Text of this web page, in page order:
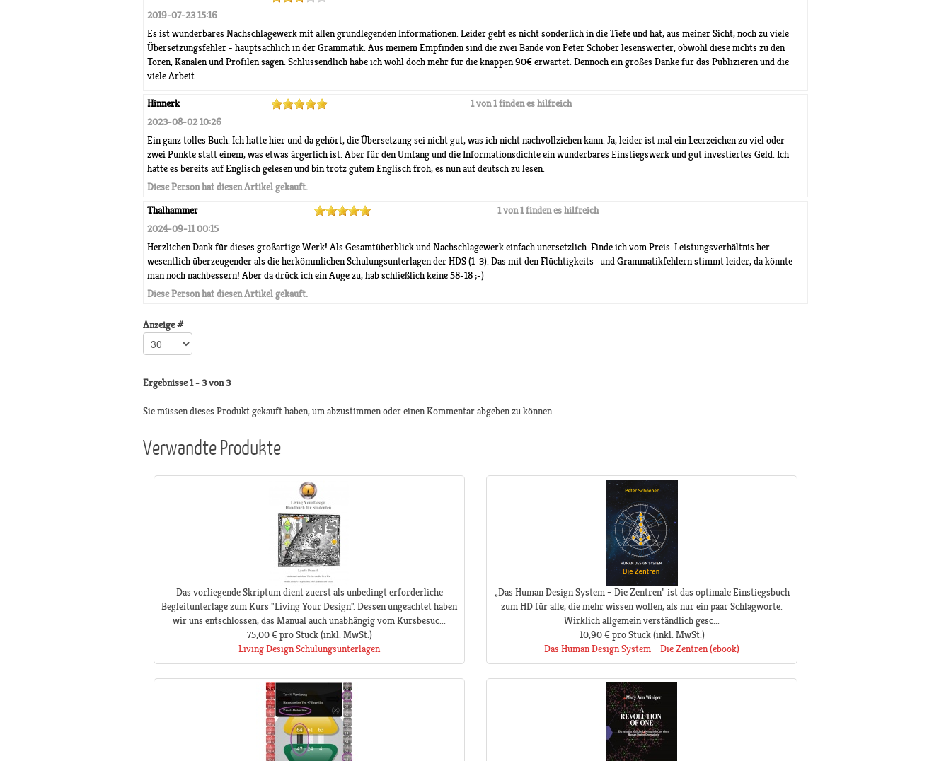
2019-07-23 15:16
Es ist wunderbares Nachschlagewerk mit allen grundlegenden Informationen. Leider geht es nicht sonderlich in die Tiefe und hat, aus meiner Sicht, noch zu viele
Übersetzungsfehler - hauptsächlich in der Grammatik. Aus meinem Empfinden sind die zwei Bände von Peter Schöber lesenswerter, obwohl diese nichts zu den
Toren, Kanälen und Profilen sagen. Schlussendlich habe ich wohl doch mehr für die knappen 90€ erwartet. Dennoch ein großes Danke für das Publizieren und die
viele Arbeit.
Hinnerk
1 von 1 finden es hilfreich
2023-08-02 10:26
Ein ganz tolles Buch. Ich hatte hier und da gehört, die Übersetzung sei nicht gut, was ich nicht nachvollziehen kann. Ja, leider ist mal ein Leerzeichen zu viel oder
zwei Punkte statt einem, was etwas ärgerlich ist. Aber für den Umfang und die Informationsdichte ein wunderbares Einstiegswerk und gut investiertes Geld. Ich
hatte es bereits auf Englisch gelesen und bin trotz gutem Englisch froh, es nun auf deutsch zu lesen.
Diese Person hat diesen Artikel gekauft.
Thalhammer
1 von 1 finden es hilfreich
2024-09-11 00:15
Herzlichen Dank für dieses großartige Werk! Als Gesamtüberblick und Nachschlagewerk einfach unersetzlich. Finde ich vom Preis-Leistungsverhältnis her
wesentlich überzeugender als die herkömmlichen Schulungsunterlagen der HDS (1-3). Das mit den Flüchtigkeits- und Grammatikfehlern stimmt leider, da könnte
man noch nachbessern! Aber da drück ich ein Auge zu, hab schließlich keine 58-18 ;-)
Diese Person hat diesen Artikel gekauft.
Anzeige #
Ergebnisse 1 - 3 von 3
Sie müssen dieses Produkt gekauft haben, um abzustimmen oder einen Kommentar abgeben zu können.
Verwandte Produkte
Das vorliegende Skriptum dient zuerst als unbedingt erforderliche
Begleitunterlage zum Kurs "Living Your Design". Dessen ungeachtet haben
wir uns entschlossen, das Manual auch unabhängig vom Kursbesuc...
75,00 € pro Stück(inkl. MwSt.)
Living Design Schulungsunterlagen
„Das Human Design System – Die Zentren" ist das optimale Einstiegsbuch
zum HD für alle, die mehr wissen wollen, als nur ein paar Schlagworte.
Wirklich allgemein verständlich gesc...
10,90 € pro Stück(inkl. MwSt.)
Das Human Design System – Die Zentren (ebook)